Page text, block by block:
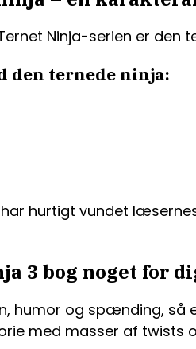
Ninja-serien er den
den ternede ninja:
har hurtigt vundet
3 bog noget for
humor og spænding, så
med masser af twists